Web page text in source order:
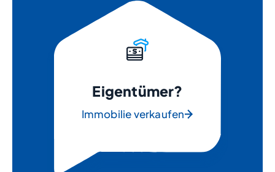
Eigentümer?
Immobilie verkaufen